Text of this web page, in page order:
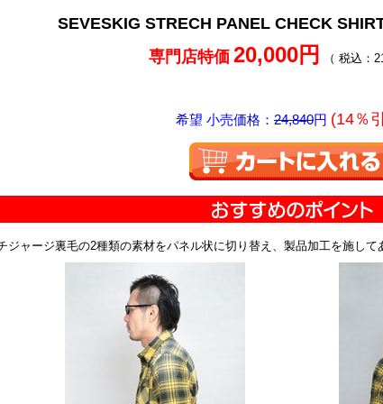
SEVESKIG STRECH PANEL CHECK
専門店特価 20,000円 （ 税込：
希望 小売価格： 24,840円 (14％
ジャージ裏毛の2種類の素材をパネル状に切り替え、製品加工を施して